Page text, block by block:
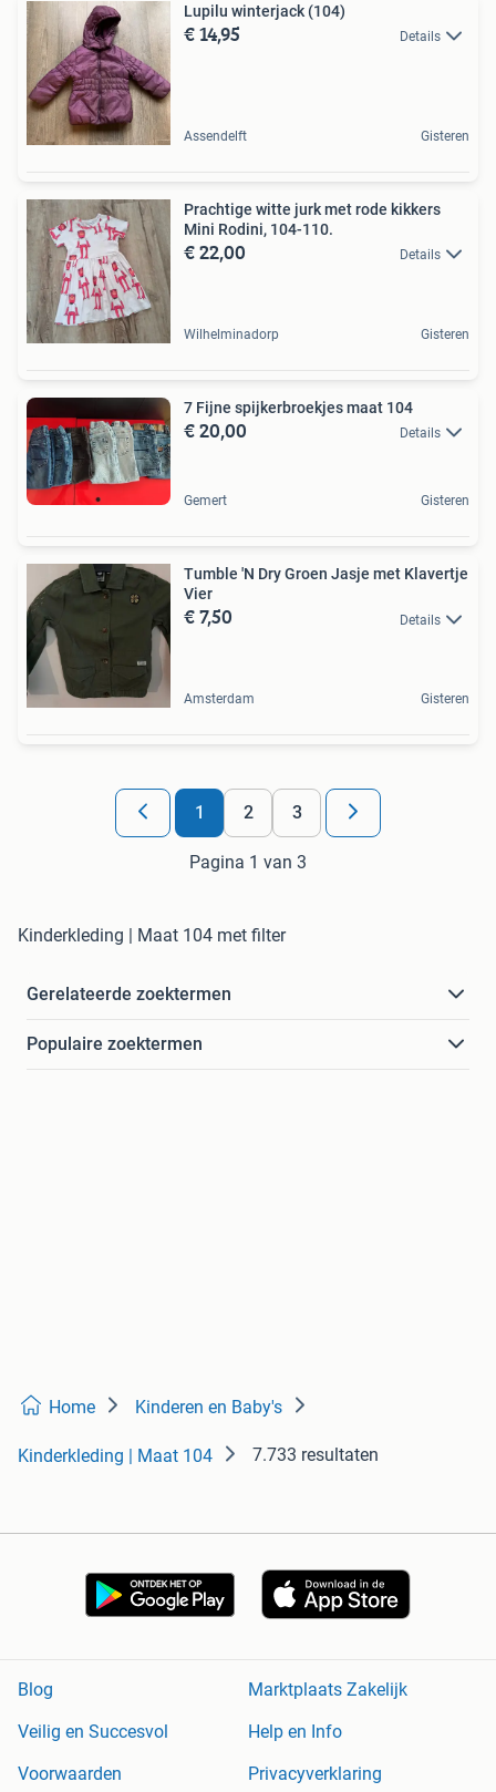
Lupilu winterjack (104)
€ 14,95 Details
Assendelft Gisteren
Prachtige witte jurk met rode kikkers
Mini Rodini, 104-110.
€ 22,00 Details
Wilhelminadorp Gisteren
7 Fijne spijkerbroekjes maat 104
€ 20,00 Details
Gemert Gisteren
Tumble 'N Dry Groen Jasje met Klavertje
Vier
€ 7,50 Details
Amsterdam Gisteren
1 2 3
Pagina 1 van 3
Kinderkleding | Maat 104 met filter
Gerelateerde zoektermen
Populaire zoektermen
Home Kinderen en Baby's
Kinderkleding | Maat 104 7.733 resultaten
Blog
Marktplaats Zakelijk
Veilig en Succesvol
Help en Info
Voorwaarden
Privacyverklaring